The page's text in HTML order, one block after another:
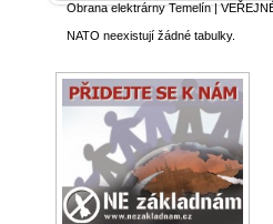
Obrana elektrárny Temelín|
NATO neexistují žádné tabulky.